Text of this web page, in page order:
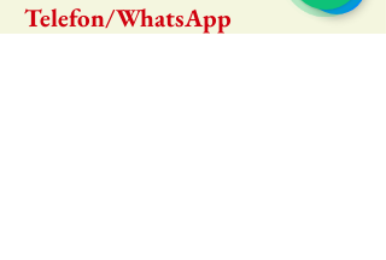
​Telefon/WhatsApp